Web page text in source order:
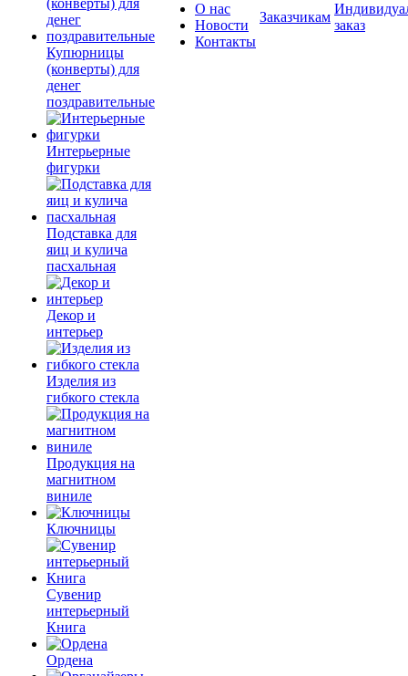
Купюрницы
(конверты) для
денег
поздравительные
Интерьерные
фигурки
Подставка для
яиц и кулича
пасхальная
Декор и
интерьер
Изделия из
гибкого стекла
Продукция на
магнитном
виниле
Ключницы
Сувенир
интерьерный
Книга
Ордена
О нас
Новости
Контакты
Заказчикам
заказ